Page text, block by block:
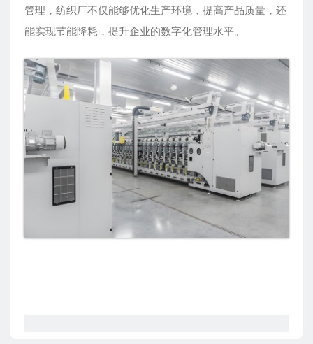
管理，纺织厂不仅能够优化生产环境，提高产品质量，还
能实现节能降耗，提升企业的数字化管理水平。